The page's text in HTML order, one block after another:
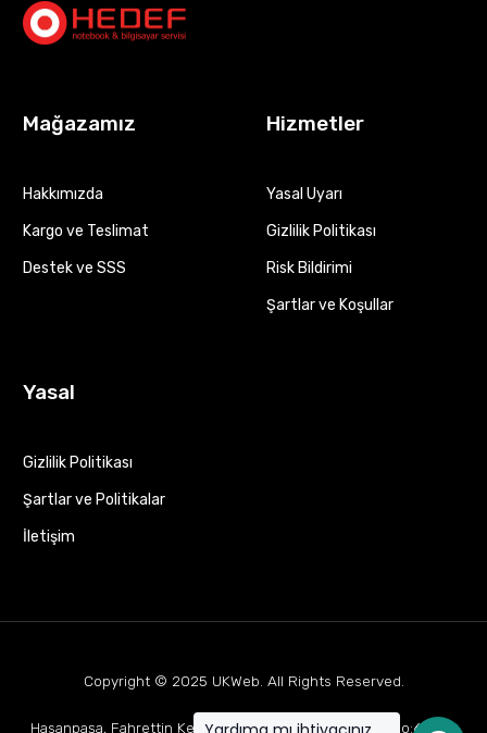
Mağazamız
Hakkımızda
Kargo ve Teslimat
Destek ve SSS
Hizmetler
Yasal Uyarı
Gizlilik Politikası
Risk Bildirimi
Şartlar ve Koşullar
Yasal
Gizlilik Politikası
Şartlar ve Politikalar
İletişim
Copyright © 2025 UKWeb . All Rights Reserved.
Hasanpaşa, Fahrettin Kerim Gökay Cd Mukaddes Apt No:63 D:1,